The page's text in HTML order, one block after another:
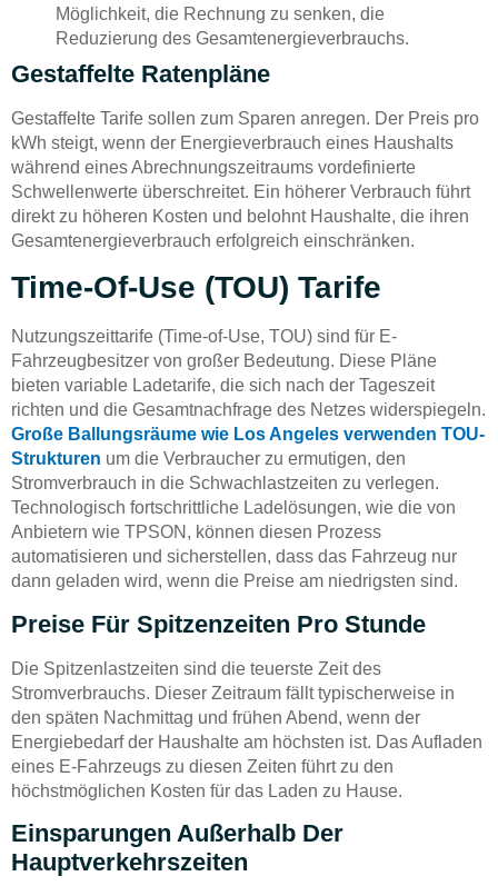
Möglichkeit, die Rechnung zu senken, die
Reduzierung des Gesamtenergieverbrauchs.
Gestaffelte Ratenpläne
Gestaffelte Tarife sollen zum Sparen anregen. Der Preis pro
kWh steigt, wenn der Energieverbrauch eines Haushalts
während eines Abrechnungszeitraums vordefinierte
Schwellenwerte überschreitet. Ein höherer Verbrauch führt
direkt zu höheren Kosten und belohnt Haushalte, die ihren
Gesamtenergieverbrauch erfolgreich einschränken.
Time-Of-Use (TOU) Tarife
Nutzungszeittarife (Time-of-Use, TOU) sind für E-
Fahrzeugbesitzer von großer Bedeutung. Diese Pläne
bieten variable Ladetarife, die sich nach der Tageszeit
richten und die Gesamtnachfrage des Netzes widerspiegeln.
Große Ballungsräume wie Los Angeles verwenden TOU-
Strukturen um die Verbraucher zu ermutigen, den
Stromverbrauch in die Schwachlastzeiten zu verlegen.
Technologisch fortschrittliche Ladelösungen, wie die von
Anbietern wie TPSON, können diesen Prozess
automatisieren und sicherstellen, dass das Fahrzeug nur
dann geladen wird, wenn die Preise am niedrigsten sind.
Preise Für Spitzenzeiten Pro Stunde
Die Spitzenlastzeiten sind die teuerste Zeit des
Stromverbrauchs. Dieser Zeitraum fällt typischerweise in
den späten Nachmittag und frühen Abend, wenn der
Energiebedarf der Haushalte am höchsten ist. Das Aufladen
eines E-Fahrzeugs zu diesen Zeiten führt zu den
höchstmöglichen Kosten für das Laden zu Hause.
Einsparungen Außerhalb Der
Hauptverkehrszeiten